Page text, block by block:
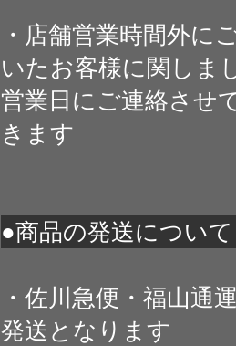
・店舗営業時間外に
いたお客様に関しま
営業日にご連絡させ
きます
●商品の発送について
・佐川急便・福山通
発送となります